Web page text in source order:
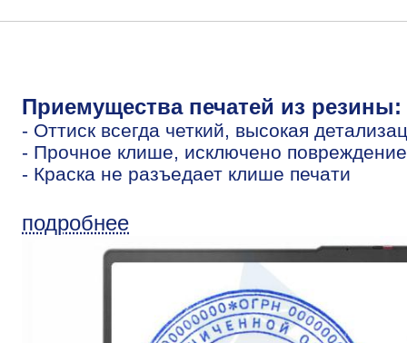
Приемущества печатей из резины:
- Оттиск всегда четкий, высокая
- Прочное клише, исключено
- Краска не разъедает клише печати
подробнее